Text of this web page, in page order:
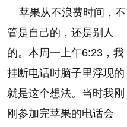
苹果从不浪费时间，不
管是自己的，还是别人
的。本周一上午6:23，我
挂断电话时脑子里浮现的
就是这个想法。当时我刚
刚参加完苹果的电话会